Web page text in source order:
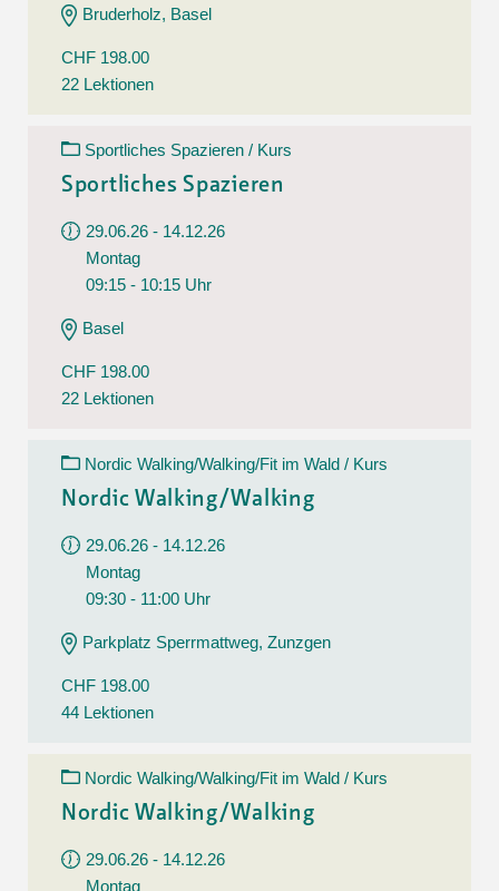
Bruderholz, Basel
CHF 198.00
22 Lektionen
Sportliches Spazieren / Kurs
Sportliches Spazieren
29.06.26 - 14.12.26
Montag
09:15 - 10:15 Uhr
Basel
CHF 198.00
22 Lektionen
Nordic Walking/Walking/Fit im Wald / Kurs
Nordic Walking/Walking
29.06.26 - 14.12.26
Montag
09:30 - 11:00 Uhr
Parkplatz Sperrmattweg, Zunzgen
CHF 198.00
44 Lektionen
Nordic Walking/Walking/Fit im Wald / Kurs
Nordic Walking/Walking
29.06.26 - 14.12.26
Montag